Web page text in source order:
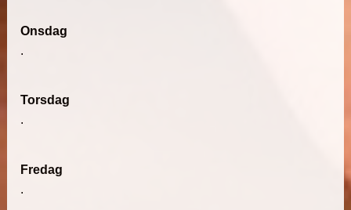
Onsdag
.
Torsdag
.
Fredag
.